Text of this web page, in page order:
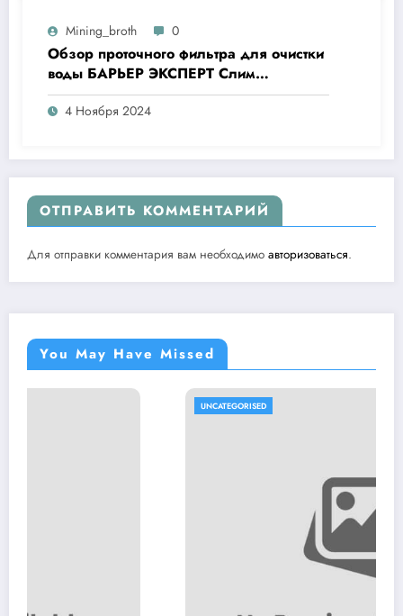
Mining_broth 0
Обзор проточного фильтра для очистки
воды БАРЬЕР ЭКСПЕРТ Слим
Жесткость
4 Ноября 2024
ОТПРАВИТЬ КОММЕНТАРИЙ
Для отправки комментария вам необходимо авторизоваться.
You May Have Missed